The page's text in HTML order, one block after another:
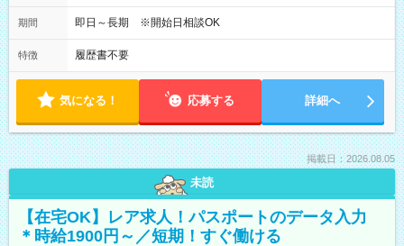
期間 即日～長期 ※開始日相談OK
特徴 履歴書不要
気になる！ 応募する 詳細へ
掲載日：2026.08.05
未読
【在宅OK】レア求人！パスポートのデータ入力
＊時給1900円～／短期！すぐ働ける